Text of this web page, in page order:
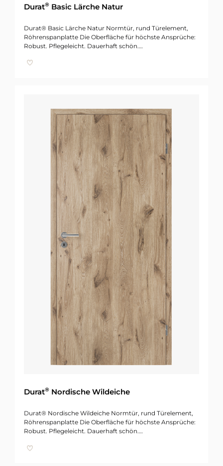
Durat® Basic Lärche Natur
Durat® Basic Lärche Natur Normtür, rund Türelement,
Röhrenspanplatte Die Oberfläche für höchste Ansprüche:
Robust. Pflegeleicht. Dauerhaft schön.…
Durat® Nordische Wildeiche
Durat® Nordische Wildeiche Normtür, rund Türelement,
Röhrenspanplatte Die Oberfläche für höchste Ansprüche:
Robust. Pflegeleicht. Dauerhaft schön.…